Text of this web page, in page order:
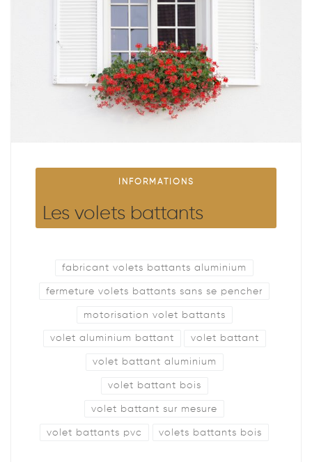
INFORMATIONS
Les volets battants
fabricant volets battants aluminium
fermeture volets battants sans se pencher
motorisation volet battants
volet aluminium battant volet battant
volet battant aluminium
volet battant bois
volet battant sur mesure
volet battants pvc volets battants bois